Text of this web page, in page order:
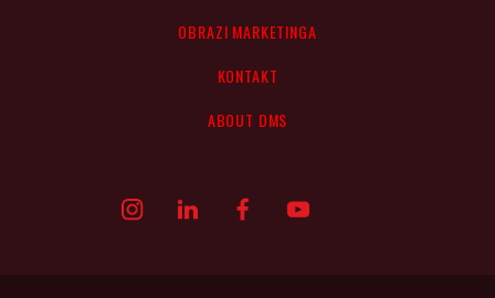
OBRAZI MARKETINGA
KONTAKT
ABOUT DMS